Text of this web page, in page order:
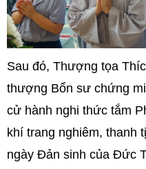
Sau đó, Thượng tọa
thượng Bổn sư chứng
cử hành nghi thức tắm
khí trang nghiêm, thanh
ngày Đản sinh của Đức